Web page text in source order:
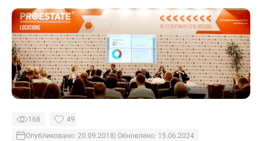
168
Опубликовано: 20.09.2018 | Обновлено: 15.06.2024
49